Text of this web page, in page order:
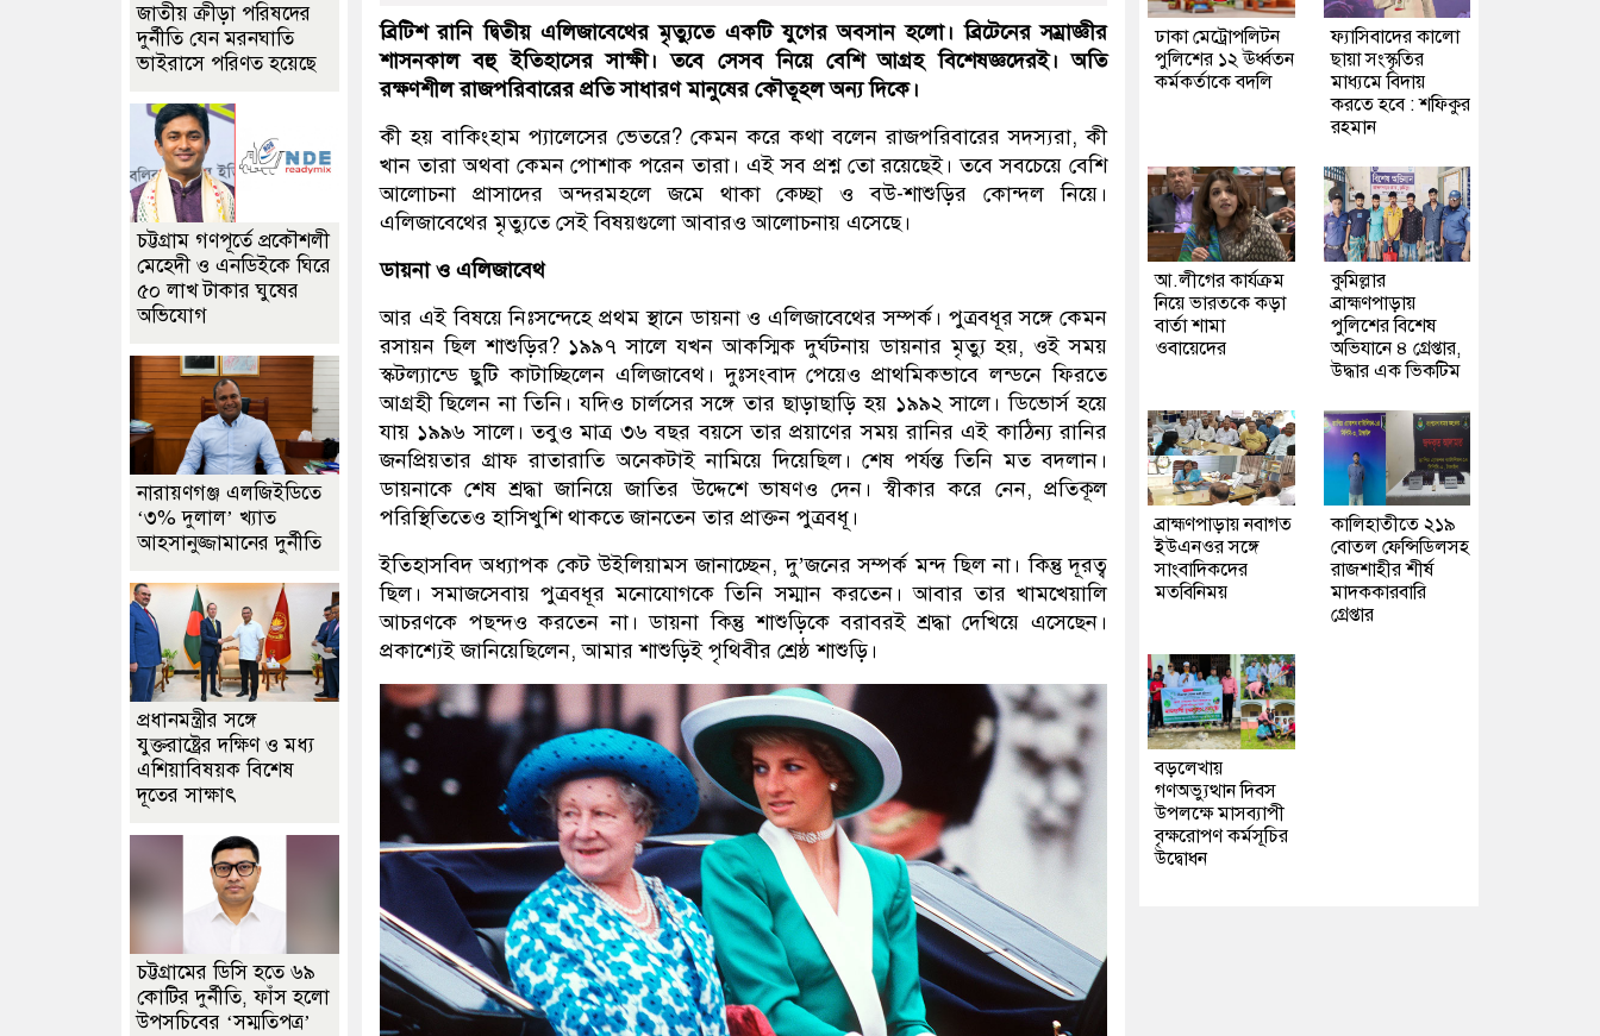
ব্রিটিশ রানি দ্বিতীয় এলিজাবেথের মৃত্যুতে একটি যুগের অবসান হলো। ব্রিটেনের সম্রাজ্ঞীর
শাসনকাল বহু ইতিহাসের সাক্ষী। তবে সেসব নিয়ে বেশি আগ্রহ বিশেষজ্ঞদেরই। অতি
রক্ষণশীল রাজপরিবারের প্রতি সাধারণ মানুষের কৌতূহল অন্য দিকে।
কী হয় বাকিংহাম প্যালেসের ভেতরে? কেমন করে কথা বলেন রাজপরিবারের সদস্যরা, কী
খান তারা অথবা কেমন পোশাক পরেন তারা। এই সব প্রশ্ন তো রয়েছেই। তবে সবচেয়ে বেশি
আলোচনা প্রাসাদের অন্দরমহলে জমে থাকা কেচ্ছা ও বউ-শাশুড়ির কোন্দল নিয়ে।
এলিজাবেথের মৃত্যুতে সেই বিষয়গুলো আবারও আলোচনায় এসেছে।
ডায়না ও এলিজাবেথ
আর এই বিষয়ে নিঃসন্দেহে প্রথম স্থানে ডায়না ও এলিজাবেথের সম্পর্ক। পুত্রবধূর সঙ্গে কেমন
রসায়ন ছিল শাশুড়ির? ১৯৯৭ সালে যখন আকস্মিক দুর্ঘটনায় ডায়নার মৃত্যু হয়, ওই সময়
স্কটল্যান্ডে ছুটি কাটাচ্ছিলেন এলিজাবেথ। দুঃসংবাদ পেয়েও প্রাথমিকভাবে লন্ডনে ফিরতে
আগ্রহী ছিলেন না তিনি। যদিও চার্লসের সঙ্গে তার ছাড়াছাড়ি হয় ১৯৯২ সালে। ডিভোর্স হয়ে
যায় ১৯৯৬ সালে। তবুও মাত্র ৩৬ বছর বয়সে তার প্রয়াণের সময় রানির এই কাঠিন্য রানির
জনপ্রিয়তার গ্রাফ রাতারাতি অনেকটাই নামিয়ে দিয়েছিল। শেষ পর্যন্ত তিনি মত বদলান।
ডায়নাকে শেষ শ্রদ্ধা জানিয়ে জাতির উদ্দেশে ভাষণও দেন। স্বীকার করে নেন, প্রতিকূল
পরিস্থিতিতেও হাসিখুশি থাকতে জানতেন তার প্রাক্তন পুত্রবধূ।
ইতিহাসবিদ অধ্যাপক কেট উইলিয়ামস জানাচ্ছেন, দু’জনের সম্পর্ক মন্দ ছিল না। কিন্তু দূরত্ব
ছিল। সমাজসেবায় পুত্রবধূর মনোযোগকে তিনি সম্মান করতেন। আবার তার খামখেয়ালি
আচরণকে পছন্দও করতেন না। ডায়না কিন্তু শাশুড়িকে বরাবরই শ্রদ্ধা দেখিয়ে এসেছেন।
প্রকাশ্যেই জানিয়েছিলেন, আমার শাশুড়িই পৃথিবীর শ্রেষ্ঠ শাশুড়ি।
জাতীয় ক্রীড়া পরিষদের
দুর্নীতি যেন মরনঘাতি
ভাইরাসে পরিণত হয়েছে
চট্টগ্রাম গণপূর্তে প্রকৌশলী
মেহেদী ও এনডিইকে ঘিরে
৫০ লাখ টাকার ঘুষের
অভিযোগ
নারায়ণগঞ্জ এলজিইডিতে
‘৩% দুলাল’ খ্যাত
আহসানুজ্জামানের দুর্নীতি
প্রধানমন্ত্রীর সঙ্গে
যুক্তরাষ্ট্রের দক্ষিণ ও মধ্য
এশিয়াবিষয়ক বিশেষ
দূতের সাক্ষাৎ
চট্টগ্রামের ডিসি হতে ৬৯
কোটির দুর্নীতি, ফাঁস হলো
উপসচিবের ‘সম্মতিপত্র’
ঢাকা মেট্রোপলিটন
পুলিশের ১২ ঊর্ধ্বতন
কর্মকর্তাকে বদলি
ফ্যাসিবাদের কালো
ছায়া সংস্কৃতির
মাধ্যমে বিদায়
করতে হবে : শফিকুর
রহমান
আ.লীগের কার্যক্রম
নিয়ে ভারতকে কড়া
বার্তা শামা
ওবায়েদের
কুমিল্লার
ব্রাহ্মণপাড়ায়
পুলিশের বিশেষ
অভিযানে ৪ গ্রেপ্তার,
উদ্ধার এক ভিকটিম
ব্রাহ্মণপাড়ায় নবাগত
ইউএনওর সঙ্গে
সাংবাদিকদের
মতবিনিময়
কালিহাতীতে ২১৯
বোতল ফেন্সিডিলসহ
রাজশাহীর শীর্ষ
মাদককারবারি
গ্রেপ্তার
বড়লেখায়
গণঅভ্যুত্থান দিবস
উপলক্ষে মাসব্যাপী
বৃক্ষরোপণ কর্মসূচির
উদ্বোধন